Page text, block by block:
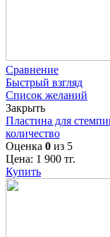
Сравнение
Быстрый взгляд
Список желаний
Закрыть
Пластина для
количество
Оценка 0 из 5
Цена: 1 900 тг.
Купить